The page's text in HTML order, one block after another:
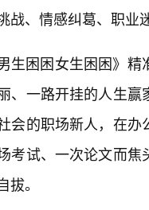
战、情感纠葛、职业
生困困女生困困》
、一路开挂的人生
会的职场新人，在
考试、一次论文而
。